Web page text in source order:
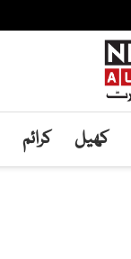
کھیل کرائم